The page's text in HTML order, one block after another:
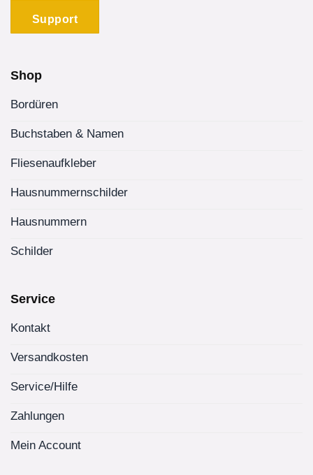
Support
Shop
Bordüren
Buchstaben & Namen
Fliesenaufkleber
Hausnummernschilder
Hausnummern
Schilder
Service
Kontakt
Versandkosten
Service/Hilfe
Zahlungen
Mein Account